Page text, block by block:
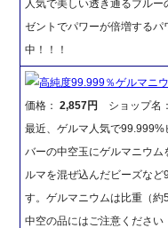
人気で美しい透き通るブル
ゼントでパワーが倍増する
中！！！
高純度99.999％ゲルマニ
価格：2,857円
ショップ名
最近、ゲルマ人気で
バーの中空玉にゲルマニウ
ルマを混ぜ込んだビーズな
す。ゲルマニウムは比重（約
中空の品にはご注意ください